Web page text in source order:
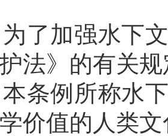
为了加强水下
法》的有关
本条例所称水
价值的人类